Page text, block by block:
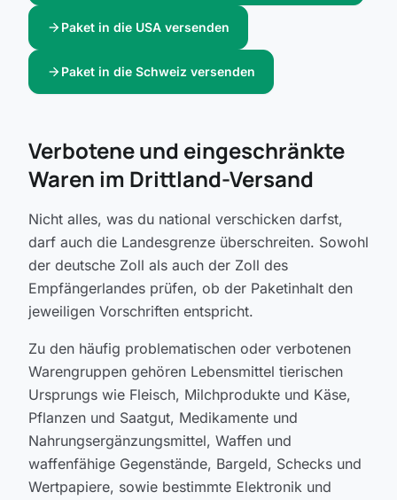
arrow_forward Paket in die USA versenden
arrow_forward Paket in die Schweiz versenden
Verbotene und eingeschränkte
Waren im Drittland-Versand
Nicht alles, was du national verschicken darfst,
darf auch die Landesgrenze überschreiten. Sowohl
der deutsche Zoll als auch der Zoll des
Empfängerlandes prüfen, ob der Paketinhalt den
jeweiligen Vorschriften entspricht.
Zu den häufig problematischen oder verbotenen
Warengruppen gehören Lebensmittel tierischen
Ursprungs wie Fleisch, Milchprodukte und Käse,
Pflanzen und Saatgut, Medikamente und
Nahrungsergänzungsmittel, Waffen und
waffenfähige Gegenstände, Bargeld, Schecks und
Wertpapiere, sowie bestimmte Elektronik und